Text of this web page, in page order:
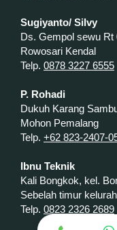
Sugiyanto/ Silvy
Ds. Gempol sewu Rt
Rowosari Kendal
Telp. 0878 3227 6555
P. Rohadi
Dukuh Karang
Mohon Pemalang
Telp. +62 823-2407-
Ibnu Teknik
Kali Bongkok, kel.
Sebelah timur
Telp. 0823 2326 2689